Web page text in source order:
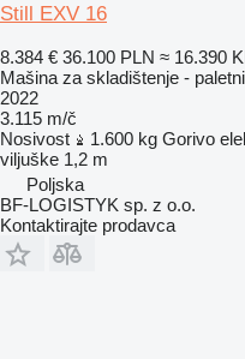
Still EXV 16
8.384 € 36.100 PLN ≈ 16.390
Mašina za skladištenje -
2022
3.115 m/č
Nosivost
1.600 kg Gorivo
viljuške 1,2 m
Poljska
BF-LOGISTYK sp. z o.o.
Kontaktirajte prodavca